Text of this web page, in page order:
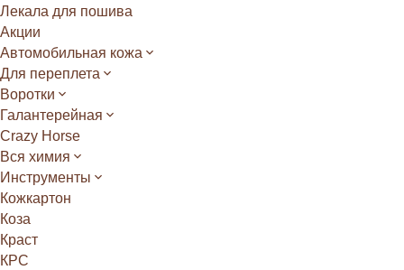
Лекала для пошива
Акции
Автомобильная кожа
Для переплета
Воротки
Галантерейная
Crazy Horse
Вся химия
Инструменты
Кожкартон
Коза
Краст
КРС